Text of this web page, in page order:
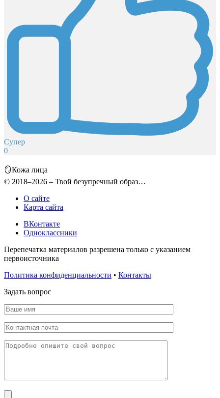
Супер
0
🪞Кожа лица
© 2018–2026 – Твой безупречный образ…
О сайте
Карта сайта
ВКонтакте
Одноклассники
Перепечатка материалов разрешена только с указанием
первоисточника
Политика конфиденциальности • Контакты
Задать вопрос